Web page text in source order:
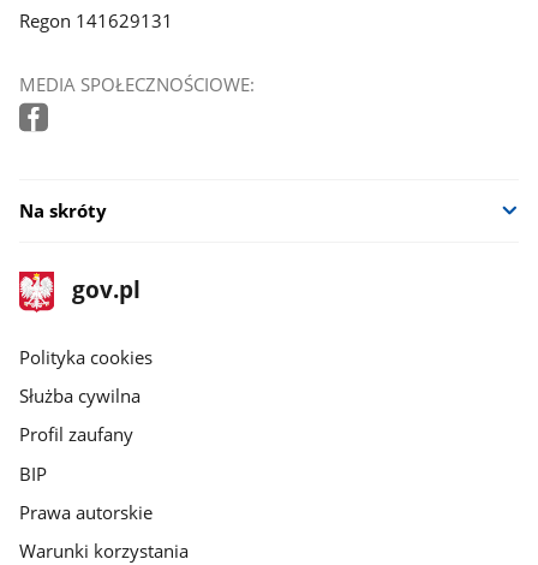
Regon 141629131
MEDIA SPOŁECZNOŚCIOWE:
Na skróty
stopka
gov.pl
Strona
gov.pl
gov.pl
Polityka cookies
Służba cywilna
Profil zaufany
BIP
Prawa autorskie
Warunki korzystania